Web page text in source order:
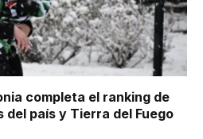
completa el ranking de
del país y Tierra del Fuego